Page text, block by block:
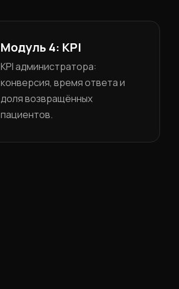
Модуль 4: KPI
KPI администратора:
конверсия, время ответа и
доля возвращённых
пациентов.